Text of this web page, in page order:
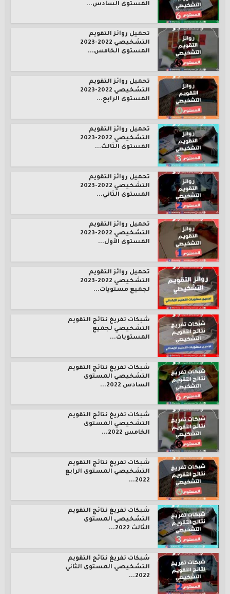
المستوى السادس...
تحميل روائز التقويم
التشخيصي 2022-2023
المستوى الخامس...
تحميل روائز التقويم
التشخيصي 2022-2023
المستوى الرابع...
تحميل روائز التقويم
التشخيصي 2022-2023
المستوى الثالث...
تحميل روائز التقويم
التشخيصي 2022-2023
المستوى الثاني...
تحميل روائز التقويم
التشخيصي 2022-2023
المستوى الأول...
تحميل روائز التقويم
التشخيصي 2022-2023
لجميع مستويات...
شبكات تفريغ نتائج التقويم
التشخيصي لجميع
المستويات...
شبكات تفريغ نتائج التقويم
التشخيصي المستوى
السادس 2022...
شبكات تفريغ نتائج التقويم
التشخيصي المستوى
الخامس 2022...
شبكات تفريغ نتائج التقويم
التشخيصي المستوى الرابع
2022...
شبكات تفريغ نتائج التقويم
التشخيصي المستوى
الثالث 2022...
شبكات تفريغ نتائج التقويم
التشخيصي المستوى الثاني
2022...